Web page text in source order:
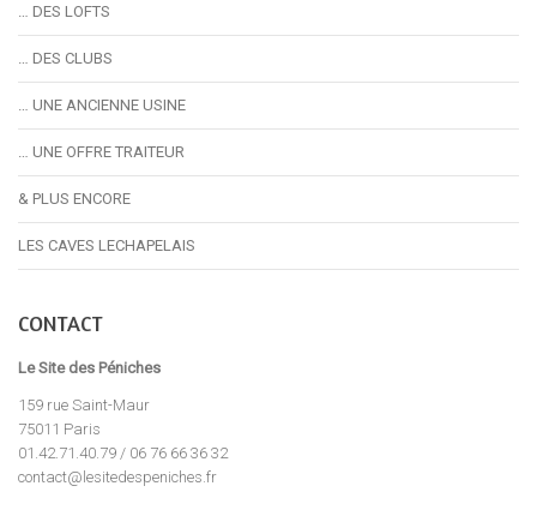
… DES LOFTS
… DES CLUBS
… UNE ANCIENNE USINE
… UNE OFFRE TRAITEUR
& PLUS ENCORE
LES CAVES LECHAPELAIS
CONTACT
Le Site des Péniches
159 rue Saint-Maur
75011 Paris
01.42.71.40.79 / 06 76 66 36 32
contact@lesitedespeniches.fr